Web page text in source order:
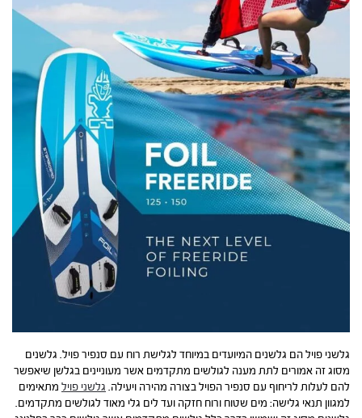
גלשני פויל הם גלשנים המיועדים במיוחד לגלישת רוח עם סנפיר פויל. גלשנים
מסוג זה אמורים לתת מענה לגולשים מתקדמים אשר מעוניינים בגלשן שיאפשר
להם לעלות לריחוף עם סנפיר הפויל בצורה מהירה ויעילה. גלשני פויל מתאימים
למגוון תנאי גלישה: מים שטוח ורוח חזקה ועד לים גלי מאוד לגולשים מתקדמים.